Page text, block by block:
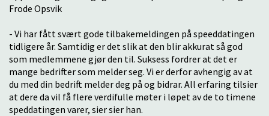
Frode Opsvik
- Vi har fått svært gode tilbakemeldingen på speeddatingen
tidligere år. Samtidig er det slik at den blir akkurat så god
som medlemmene gjør den til. Suksess fordrer at det er
mange bedrifter som melder seg. Vi er derfor avhengig av at
du med din bedrift melder deg på og bidrar. All erfaring tilsier
at dere da vil få flere verdifulle møter i løpet av de to timene
speddatingen varer, sier sier han.